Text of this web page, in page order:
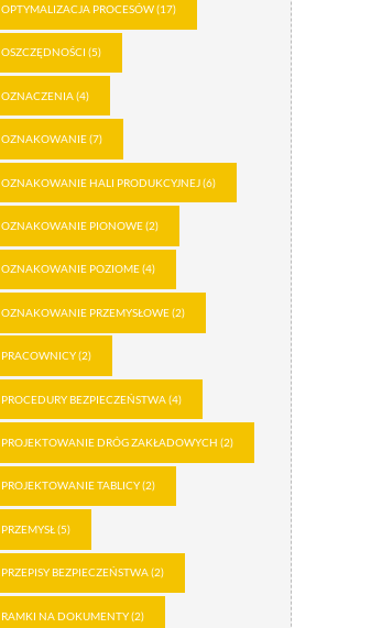
OPTYMALIZACJA PROCESÓW(17)
OSZCZĘDNOŚCI (5)
OZNACZENIA(4)
OZNAKOWANIE(7)
OZNAKOWANIE HALI PRODUKCYJNEJ(6)
OZNAKOWANIE PIONOWE(2)
OZNAKOWANIE POZIOME(4)
OZNAKOWANIE PRZEMYSŁOWE(2)
PRACOWNICY(2)
PROCEDURY BEZPIECZEŃSTWA(4)
PROJEKTOWANIE DRÓG ZAKŁADOWYCH (2)
PROJEKTOWANIE TABLICY(2)
PRZEMYSŁ (5)
PRZEPISY BEZPIECZEŃSTWA(2)
RAMKI NA DOKUMENTY(2)